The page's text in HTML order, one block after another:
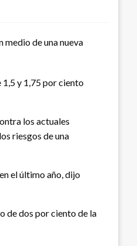
medio de una nueva
y 1,75 por ciento
los actuales
riesgos de una
el último año, dijo
de dos por ciento de la